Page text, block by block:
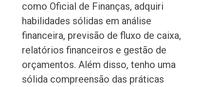
como Oficial de Finanças, adquiri
habilidades sólidas em análise
financeira, previsão de fluxo de caixa,
relatórios financeiros e gestão de
orçamentos. Além disso, tenho uma
sólida compreensão das práticas